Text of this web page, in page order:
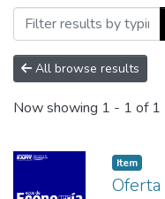
Browsing Ecos
All browse results
Now showing 1 - 1 of 1
Item